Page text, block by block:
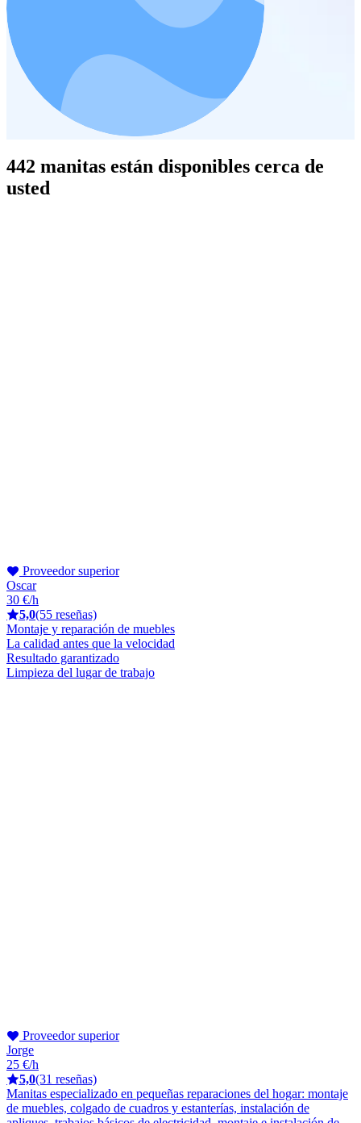
442 manitas están disponibles cerca de
usted
Proveedor superior
Oscar
30 €/h
5,0(55 reseñas)
Montaje y reparación de muebles
La calidad antes que la velocidad
Resultado garantizado
Limpieza del lugar de trabajo
Proveedor superior
Jorge
25 €/h
5,0(31 reseñas)
Manitas especializado en pequeñas reparaciones del hogar: montaje
de muebles, colgado de cuadros y estanterías, instalación de